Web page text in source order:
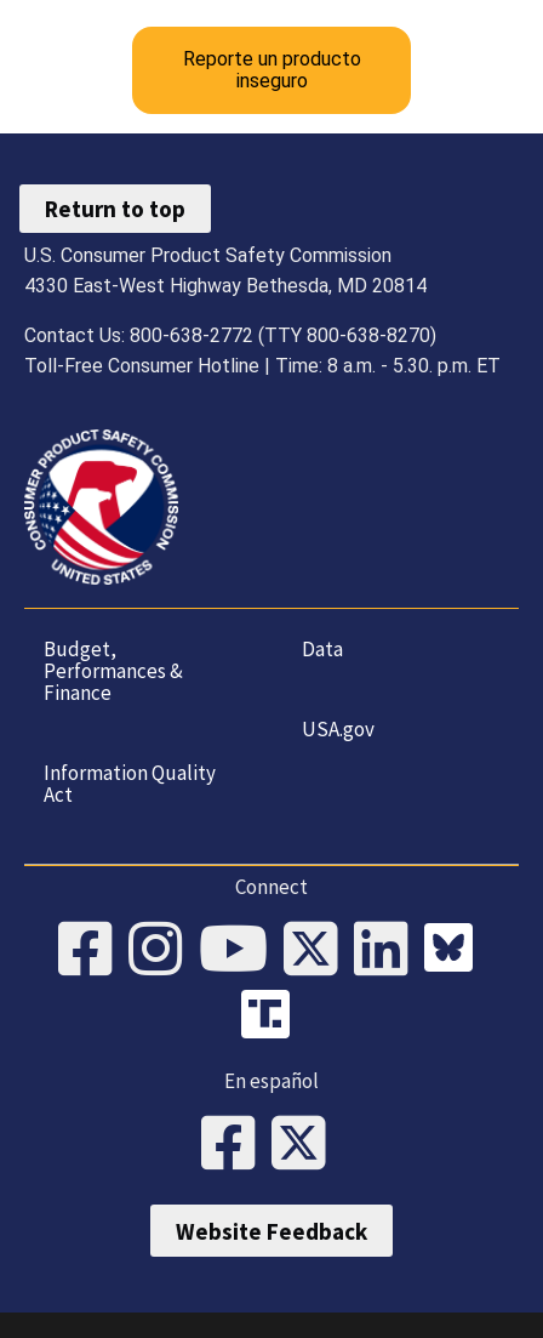
Reporte un producto
inseguro
Return to top
U.S. Consumer Product Safety Commission
4330 East-West Highway Bethesda, MD 20814
Contact Us: 800-638-2772 (TTY 800-638-8270)
Toll-Free Consumer Hotline | Time: 8 a.m. - 5.30. p.m. ET
Budget,
Performances &
Finance
Information Quality
Act
Data
USA.gov
Connect
En español
Website Feedback